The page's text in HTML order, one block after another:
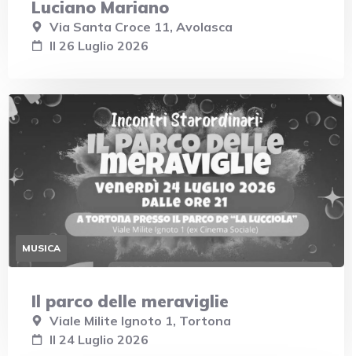
Luciano Mariano
Via Santa Croce 11, Avolasca
Il 26 Luglio 2026
MUSICA
Il parco delle meraviglie
Viale Milite Ignoto 1, Tortona
Il 24 Luglio 2026